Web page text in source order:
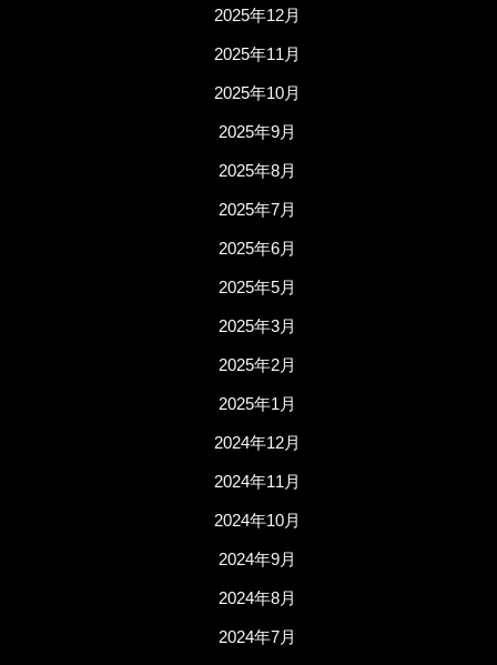
2025年12月
2025年11月
2025年10月
2025年9月
2025年8月
2025年7月
2025年6月
2025年5月
2025年3月
2025年2月
2025年1月
2024年12月
2024年11月
2024年10月
2024年9月
2024年8月
2024年7月